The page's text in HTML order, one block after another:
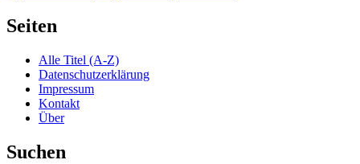
Seiten
Alle Titel (A-Z)
Datenschutzerklärung
Impressum
Kontakt
Über
Suchen